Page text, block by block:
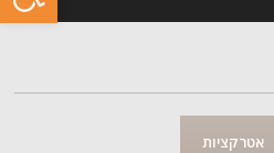
אטרקציות